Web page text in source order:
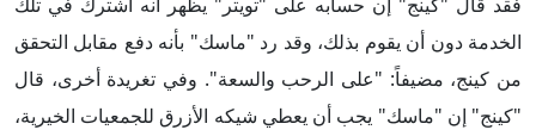
الخدمة دون أن يقوم بذلك، وقد رد "ماسك" بأنه دفع مقابل التحقق
من كينج، مضيفاً: "على الرحب والسعة". وفي تغريدة أخرى، قال
"كينج" إن "ماسك" يجب أن يعطي شيكه الأزرق للجمعيات الخيرية،